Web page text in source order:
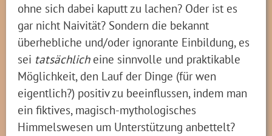
ohne sich dabei kaputt zu lachen? Oder ist es
gar nicht Naivität? Sondern die bekannt
überhebliche und/oder ignorante Einbildung, es
sei tatsächlich eine sinnvolle und praktikable
Möglichkeit, den Lauf der Dinge (für wen
eigentlich?) positiv zu beeinflussen, indem man
ein fiktives, magisch-mythologisches
Himmelswesen um Unterstützung anbettelt?